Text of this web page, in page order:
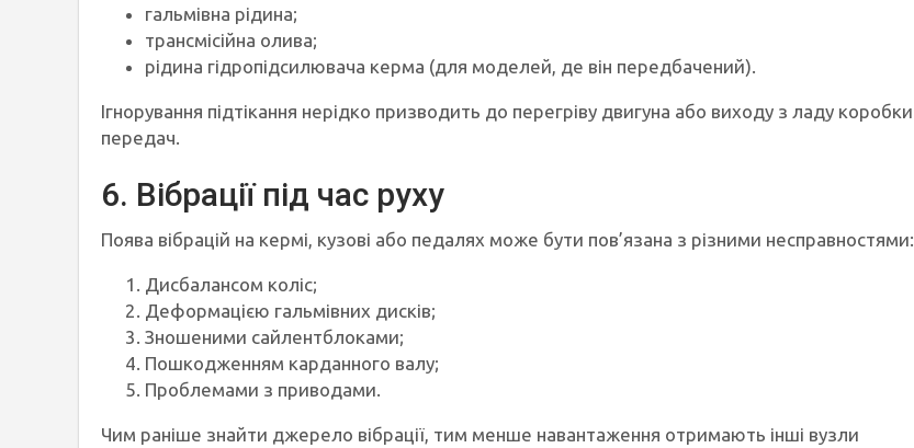
гальмівна рідина;
трансмісійна олива;
рідина гідропідсилювача керма (для моделей, де він передбачений).
Ігнорування підтікання нерідко призводить до перегріву двигуна або виходу з ладу коробки
передач.
6. Вібрації під час руху
Поява вібрацій на кермі, кузові або педалях може бути пов’язана з різними несправностями:
Дисбалансом коліс;
Деформацією гальмівних дисків;
Зношеними сайлентблоками;
Пошкодженням карданного валу;
Проблемами з приводами.
Чим раніше знайти джерело вібрації, тим менше навантаження отримають інші вузли